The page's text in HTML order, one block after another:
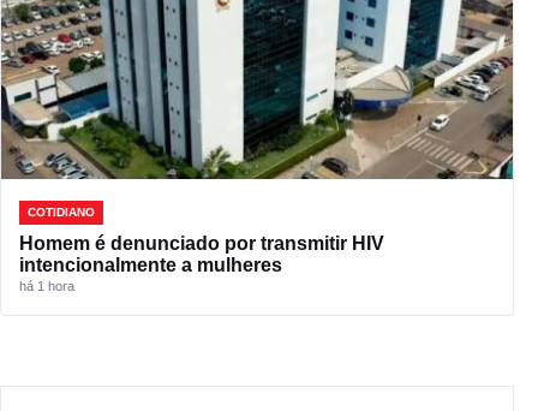
COTIDIANO
Homem é denunciado por transmitir HIV
intencionalmente a mulheres
há 1 hora